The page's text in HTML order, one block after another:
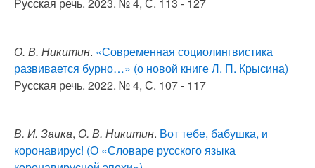
О. В. Никитин. «Современная социолингвистика
развивается бурно…» (о новой книге Л. П. Крысина)
Русская речь. 2022. № 4, С. 107 - 117
В. И. Заика, О. В. Никитин. Вот тебе, бабушка, и
коронавирус! (О «Словаре русского языка